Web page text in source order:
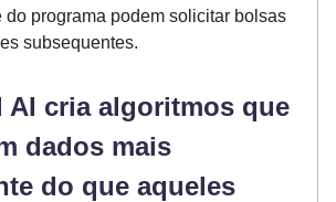
do programa podem solicitar bolsas
subsequentes.
AI cria algoritmos que
dados mais
do que aqueles